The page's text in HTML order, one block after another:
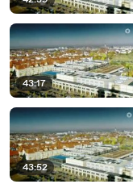
43:17
43:52